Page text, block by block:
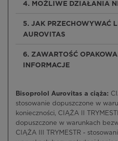
4. MOŻLIWE DZIAŁANIA
5. JAK PRZECHOWYWAĆ
AUROVITAS
6. ZAWARTOŚĆ
INFORMACJE
Bisoprolol Aurovitas a ciąża:
stosowanie dopuszczone w
konieczności, CIĄŻA II
dopuszczone w warunkach
CIĄŻA III TRYMESTR -